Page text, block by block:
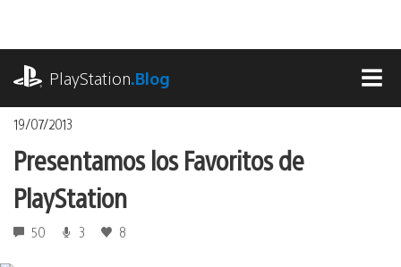
contenido
PlayStation.Blog
19/07/2013
Presentamos los Favoritos de
PlayStation
50 3 8